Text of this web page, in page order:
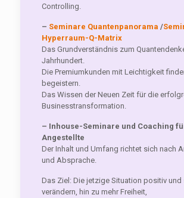
Controlling.
– Seminare Quantenpanorama /
Hyperraum-Q-Matrix
Das Grundverständnis zum
Jahrhundert.
Die Premiumkunden mit Leichtigkeit
begeistern.
Das Wissen der Neuen Zeit für die
Businesstransformation.
– Inhouse-Seminare und Coaching
Angestellte
Der Inhalt und Umfang richtet sich nach
und Absprache.
Das Ziel: Die jetzige Situation positiv und
verändern, hin zu mehr Freiheit,